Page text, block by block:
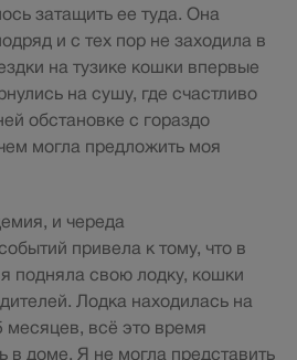
затащить ее туда. Она
и с тех пор не заходила в
на тузике кошки впервые
на сушу, где счастливо
обстановке с гораздо
могла предложить моя
и череда
привела к тому, что в
подняла свою лодку, кошки
Лодка находилась на
месяцев, всё это время
в доме. Я не могла представить